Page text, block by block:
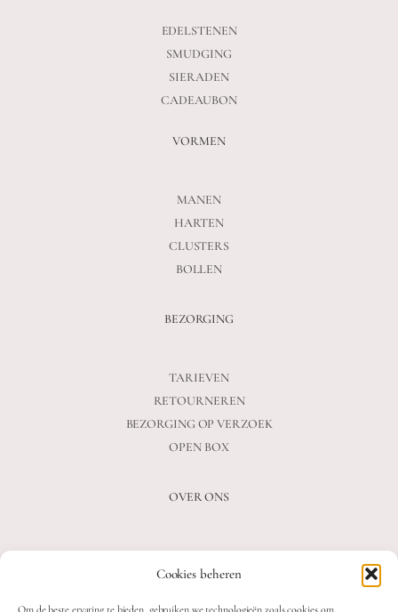
Cookies beheren
Om de beste ervaring te bieden, gebruiken we technologieën zoals cookies om
EDELSTENEN
SMUDGING
SIERADEN
CADEAUBON
VORMEN
MANEN
HARTEN
CLUSTERS
BOLLEN
BEZORGING
TARIEVEN
RETOURNEREN
BEZORGING OP VERZOEK
OPEN BOX
OVER ONS
VEELGESTELDE VRAGEN
OVER ONS